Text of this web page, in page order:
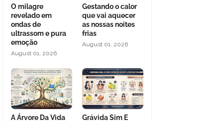
O milagre
revelado em
ondas de
ultrassom e pura
emoção
August 01, 2026
Gestando o calor
que vai aquecer
as nossas noites
frias
August 01, 2026
A Árvore Da Vida
Grávida Sim E